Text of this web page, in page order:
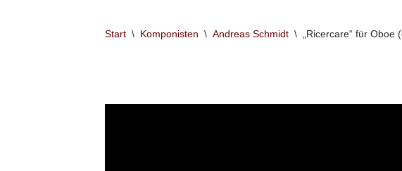
Start \ Komponisten \ Andreas Schmidt \ „Ricercare“ für